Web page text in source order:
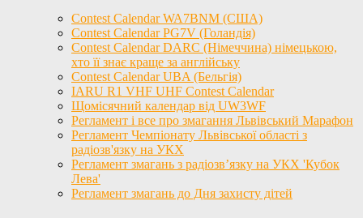
Contest Calendar WA7BNM (США)
Contest Calendar PG7V (Голандія)
Contest Calendar DARC (Німеччина) німецькою,
хто її знає краще за англійську
Contest Calendar UBA (Бельгія)
IARU R1 VHF UHF Contest Calendar
Щомісячний календар від UW3WF
Регламент і все про змагання Львівський Марафон
Регламент Чемпіонату Львівської області з
радіозв'язку на УКХ
Регламент змагань з радіозв’язку на УКХ 'Кубок
Лева'
Регламент змагань до Дня захисту дітей